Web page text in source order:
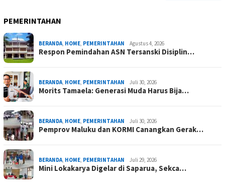
PEMERINTAHAN
BERANDA, HOME, PEMERINTAHAN Agustus 4, 2026
Respon Pemindahan ASN Tersanski Disiplin…
BERANDA, HOME, PEMERINTAHAN Juli 30, 2026
Morits Tamaela: Generasi Muda Harus Bija…
BERANDA, HOME, PEMERINTAHAN Juli 30, 2026
Pemprov Maluku dan KORMI Canangkan Gerak…
BERANDA, HOME, PEMERINTAHAN Juli 29, 2026
Mini Lokakarya Digelar di Saparua, Sekca…